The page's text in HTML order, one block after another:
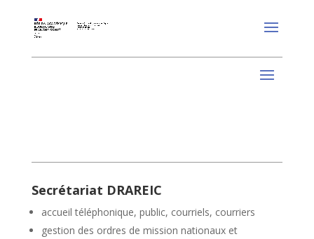
Secrétariat DRAREIC
accueil téléphonique, public, courriels, courriers
gestion des ordres de mission nationaux et